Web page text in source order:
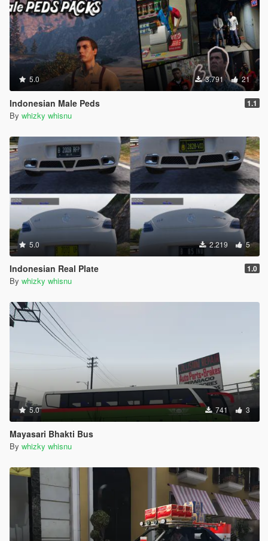
5.0 3.791 21
Indonesian Male Peds 1.1
By whizky whisnu
5.0 2.219 5
Indonesian Real Plate 1.0
By whizky whisnu
5.0 741 3
Mayasari Bhakti Bus
By whizky whisnu